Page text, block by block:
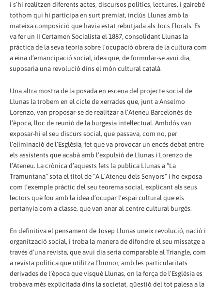
i s’hi realitzen diferents actes, discursos polítics, lectures, i gairebé
tothom qui hi participa en surt premiat, inclús Llunas amb la
mateixa composició que havia estat rebutjada als Jocs Florals. Es
va fer un II Certamen Socialista el 1887, consolidant Llunas la
pràctica de la seva teoria sobre l’ocupació obrera de la cultura com
a eina d’emancipació social, idea que, de formular-se avui dia,
suposaria una revolució dins el món cultural català.
Una altra mostra de la posada en escena del projecte social de
Llunas la trobem en el cicle de xerrades que, junt a Anselmo
Lorenzo, van proposar-se de realitzar a l’Ateneu Barcelonès de
l’època, lloc de reunió de la burgesia intel·lectual. Ambdós van
exposar-hi el seu discurs social, que passava, com no, per
l’eliminació de l’Església, fet que va provocar un encès debat entre
els assistents que acabà amb l’expulsió de Llunas i Lorenzo de
l’Ateneu. La crònica d’aquests fets la publica Llunas a “La
Tramuntana” sota el títol de “A L’Ateneu dels Senyors” i ho exposa
com l’exemple pràctic del seu teorema social, explicant als seus
lectors què fou amb la idea d’ocupar l’espai cultural que els
pertanyia com a classe, que van anar al centre cultural burgès.
En definitiva el pensament de Josep Llunas uneix revolució, nació i
organització social, i troba la manera de difondre el seu missatge a
través d’una revista, que avui dia seria comparable al Triangle, com
a revista política que utilitza l’humor, amb les particularitats
derivades de l’època que visqué Llunas, on la força de l’Església es
trobava més explicitada dins la societat, qüestió del tot palesa a la